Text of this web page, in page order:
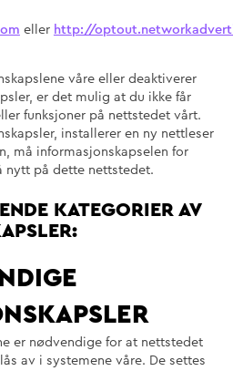
eller http://
våre eller deaktiverer
er det mulig at du ikke får
funksjoner på nettstedet vårt.
installerer en ny nettleser
må informasjonskapselen for
nytt på dette nettstedet.
KATEGORIER AV
er nødvendige for at nettstedet
av i systemene våre. De settes